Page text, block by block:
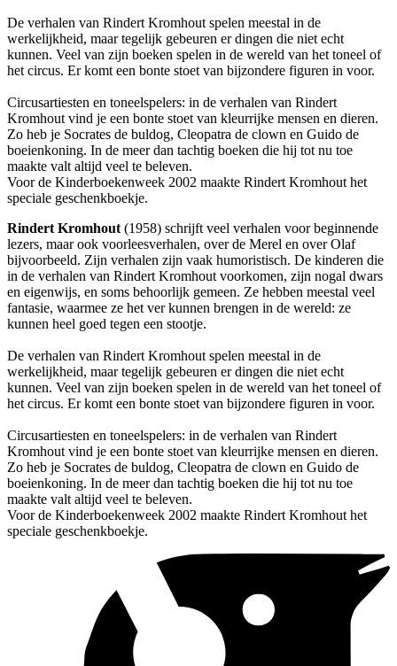
De verhalen van Rindert Kromhout spelen meestal in de
werkelijkheid, maar tegelijk gebeuren er dingen die niet echt
kunnen. Veel van zijn boeken spelen in de wereld van het toneel of
het circus. Er komt een bonte stoet van bijzondere figuren in voor.
Circusartiesten en toneelspelers: in de verhalen van Rindert
Kromhout vind je een bonte stoet van kleurrijke mensen en dieren.
Zo heb je Socrates de buldog, Cleopatra de clown en Guido de
boeienkoning. In de meer dan tachtig boeken die hij tot nu toe
maakte valt altijd veel te beleven.
Voor de Kinderboekenweek 2002 maakte Rindert Kromhout het
speciale geschenkboekje.
Rindert Kromhout(1958) schrijft veel verhalen voor beginnende
lezers, maar ook voorleesverhalen, over de Merel en over Olaf
bijvoorbeeld. Zijn verhalen zijn vaak humoristisch. De kinderen die
in de verhalen van Rindert Kromhout voorkomen, zijn nogal dwars
en eigenwijs, en soms behoorlijk gemeen. Ze hebben meestal veel
fantasie, waarmee ze het ver kunnen brengen in de wereld: ze
kunnen heel goed tegen een stootje.
De verhalen van Rindert Kromhout spelen meestal in de
werkelijkheid, maar tegelijk gebeuren er dingen die niet echt
kunnen. Veel van zijn boeken spelen in de wereld van het toneel of
het circus. Er komt een bonte stoet van bijzondere figuren in voor.
Circusartiesten en toneelspelers: in de verhalen van Rindert
Kromhout vind je een bonte stoet van kleurrijke mensen en dieren.
Zo heb je Socrates de buldog, Cleopatra de clown en Guido de
boeienkoning. In de meer dan tachtig boeken die hij tot nu toe
maakte valt altijd veel te beleven.
Voor de Kinderboekenweek 2002 maakte Rindert Kromhout het
speciale geschenkboekje.